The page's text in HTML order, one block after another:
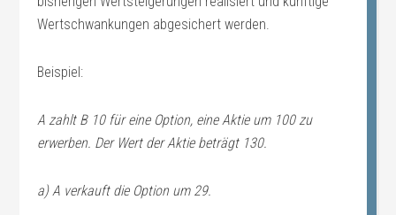
Wertschwankungen abgesichert werden.
Beispiel:
A zahlt B 10 für eine Option, eine Aktie um 100 zu
erwerben. Der Wert der Aktie beträgt 130.
a) A verkauft die Option um 29.